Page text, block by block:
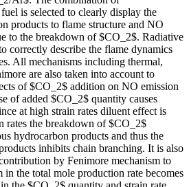
is selected to clearly display the
products to flame structure and NO
to the breakdown of $CO_2$. Radiative
correctly describe the flame dynamics
All mechanisms including thermal,
are also taken into account to
of $CO_2$ addition on NO emission
of added $CO_2$ quantity causes
at high strain rates diluent effect is
rates the breakdown of $CO_2$
hydrocarbon products and thus the
inhibits chain branching. It is also
by Fenimore mechanism to
in the total mole production rate becomes